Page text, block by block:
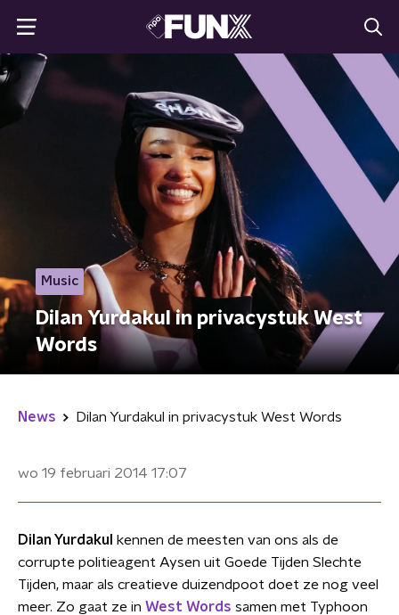
Music
Dilan Yurdakul in privacystuk West
Words
News Dilan Yurdakul in privacystuk West Words
wo 19 februari 2014 17:07
Dilan Yurdakul
kennen de meesten van ons als de
corrupte politieagent Aysen uit Goede Tijden Slechte
Tijden, maar als creatieve duizendpoot doet ze nog veel
meer. Zo gaat ze in West Words samen met Typhoon